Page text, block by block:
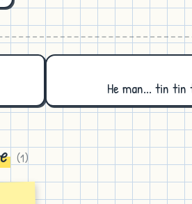
He man... tin
(1)